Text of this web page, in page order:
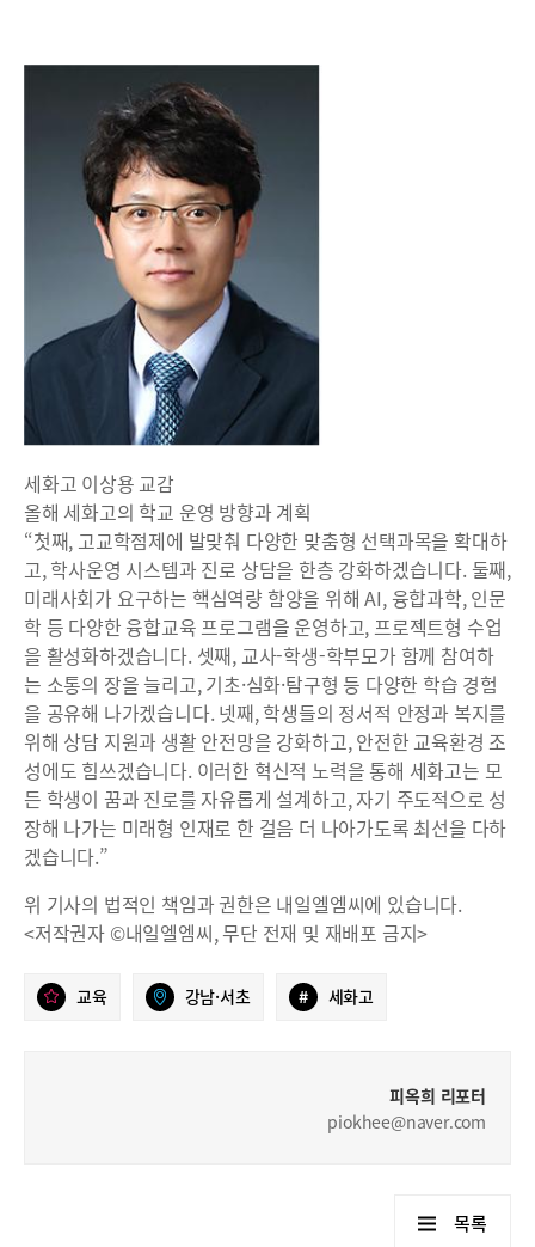
세화고 이상용 교감
올해 세화고의 학교 운영 방향과 계획
“첫째, 고교학점제에 발맞춰 다양한 맞춤형 선택과목을 확대하
고, 학사운영 시스템과 진로 상담을 한층 강화하겠습니다. 둘째,
미래사회가 요구하는 핵심역량 함양을 위해 AI, 융합과학, 인문
학 등 다양한 융합교육 프로그램을 운영하고, 프로젝트형 수업
을 활성화하겠습니다. 셋째, 교사-학생-학부모가 함께 참여하
는 소통의 장을 늘리고, 기초·심화·탐구형 등 다양한 학습 경험
을 공유해 나가겠습니다. 넷째, 학생들의 정서적 안정과 복지를
위해 상담 지원과 생활 안전망을 강화하고, 안전한 교육환경 조
성에도 힘쓰겠습니다. 이러한 혁신적 노력을 통해 세화고는 모
든 학생이 꿈과 진로를 자유롭게 설계하고, 자기 주도적으로 성
장해 나가는 미래형 인재로 한 걸음 더 나아가도록 최선을 다하
겠습니다.”
위 기사의 법적인 책임과 권한은 내일엘엠씨에 있습니다.
<저작권자 ©내일엘엠씨, 무단 전재 및 재배포 금지>
교육 강남·서초 # 세화고
피옥희 리포터
piokhee@naver.com
목록